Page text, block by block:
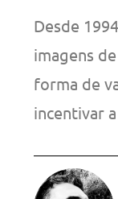
Desde
imagens
forma de
incentivar